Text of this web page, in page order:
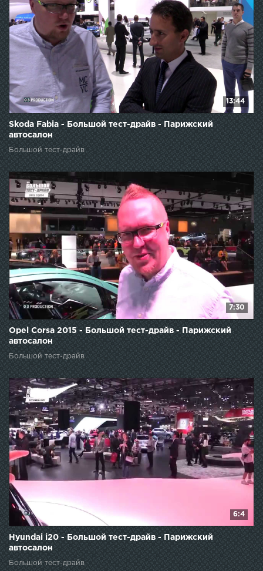
13:44
Skoda Fabia - Большой тест-драйв - Парижский
автосалон
Большой тест-драйв
7:30
Opel Corsa 2015 - Большой тест-драйв - Парижский
автосалон
Большой тест-драйв
6:4
Hyundai i20 - Большой тест-драйв - Парижский
автосалон
Большой тест-драйв